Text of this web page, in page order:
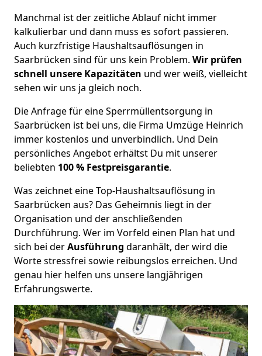
Manchmal ist der zeitliche Ablauf nicht immer
kalkulierbar und dann muss es sofort passieren.
Auch kurzfristige Haushaltsauflösungen in
Saarbrücken sind für uns kein Problem. Wir prüfen
schnell unsere Kapazitäten und wer weiß, vielleicht
sehen wir uns ja gleich noch.
Die Anfrage für eine Sperrmüllentsorgung in
Saarbrücken ist bei uns, die Firma Umzüge Heinrich
immer kostenlos und unverbindlich. Und Dein
persönliches Angebot erhältst Du mit unserer
beliebten 100 % Festpreisgarantie.
Was zeichnet eine Top-Haushaltsauflösung in
Saarbrücken aus? Das Geheimnis liegt in der
Organisation und der anschließenden
Durchführung. Wer im Vorfeld einen Plan hat und
sich bei derAusführung daranhält, der wird die
Worte stressfrei sowie reibungslos erreichen. Und
genau hier helfen uns unsere langjährigen
Erfahrungswerte.